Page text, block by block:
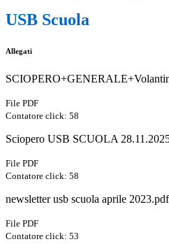
USB Scuola
Allegati
File PDF
Contatore click: 58
Sciopero USB SCUOLA
File PDF
Contatore click: 58
newsletter usb scuola aprile 2023.pdf
File PDF
Contatore click: 53